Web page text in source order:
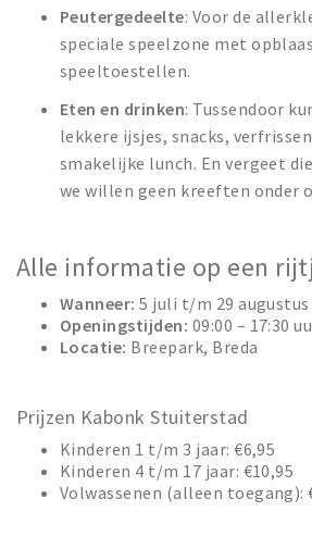
Peutergedeelte: Voor de
speciale speelzone met
speeltoestellen.
Eten en drinken: Tussendoor
lekkere ijsjes, snacks,
smakelijke lunch. En vergeet
we willen geen kreeften onder
Alle informatie op een
Wanneer:5 juli t/m 29 augustus
Openingstijden: 09:00 – 17:30
Locatie: Breepark, Breda
Prijzen Kabonk Stuiterstad
Kinderen 1 t/m 3 jaar: €6,95
Kinderen 4 t/m 17 jaar: €10,95
Volwassenen (alleen toegang):